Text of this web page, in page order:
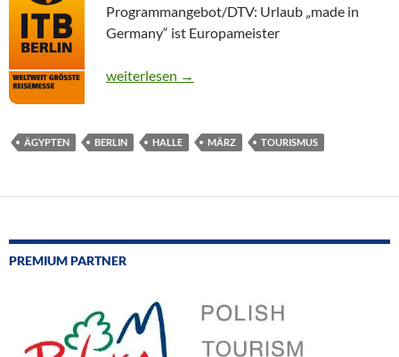
Programmangebot/DTV: Urlaub „made in
Germany“ ist Europameister
CTOUR präsentiert: 46. ITB – Die Reisewelt
weiterlesen →
ÄGYPTEN BERLIN HALLE MÄRZ TOURISMUS
PREMIUM PARTNER